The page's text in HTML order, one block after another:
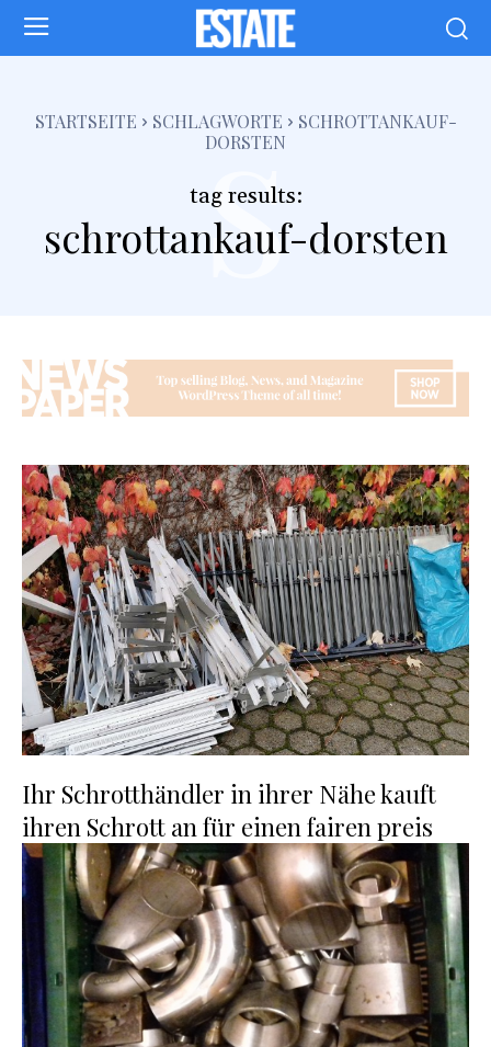
STARTSEITE SCHLAGWORTE
SCHROTTANKAUF-
DORSTEN
tag results:
schrottankauf-dorsten
s
Ihr Schrotthändler in ihrer Nähe kauft
ihren Schrott an für einen fairen preis